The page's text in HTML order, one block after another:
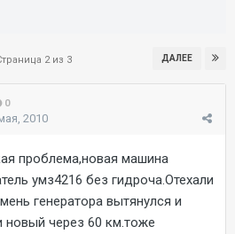
ДАЛЕЕ
2 из 3
0
2010
проблема,новая машина
умз4216 без гидроча.Отехали
генератора вытянулся и
новый через 60 км.тоже